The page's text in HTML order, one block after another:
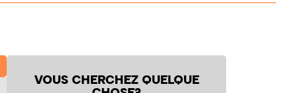
VOUS CHERCHEZ QUELQUE